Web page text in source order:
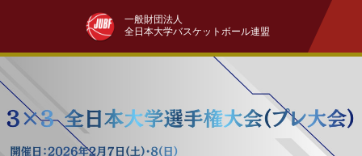
一般財団法人
全日本大学バスケットボール連盟